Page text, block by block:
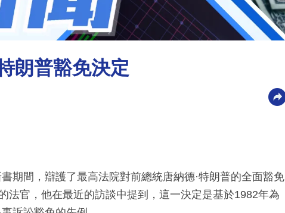
朗普豁免決定
期間，辯護了最高法院對前總統唐納德·特朗普的全面豁免
法官，他在最近的訪談中提到，這一決定是基於1982年為